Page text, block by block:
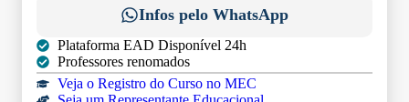
Infos pelo WhatsApp
Plataforma EAD Disponível 24h
Professores renomados
Veja o Registro do Curso no MEC